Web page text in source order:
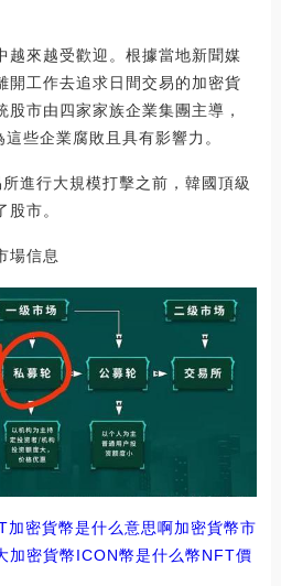
越來越受歡迎。根據當地新聞媒
開工作去追求日間交易的加密貨
市由四家家族企業集團主導，
些企業腐敗且具有影響力。
進行大規模打擊之前，韓國頂級
市。
場信息
加密貨幣是什么意思啊加密貨幣市
加密貨幣ICON幣是什么幣NFT價